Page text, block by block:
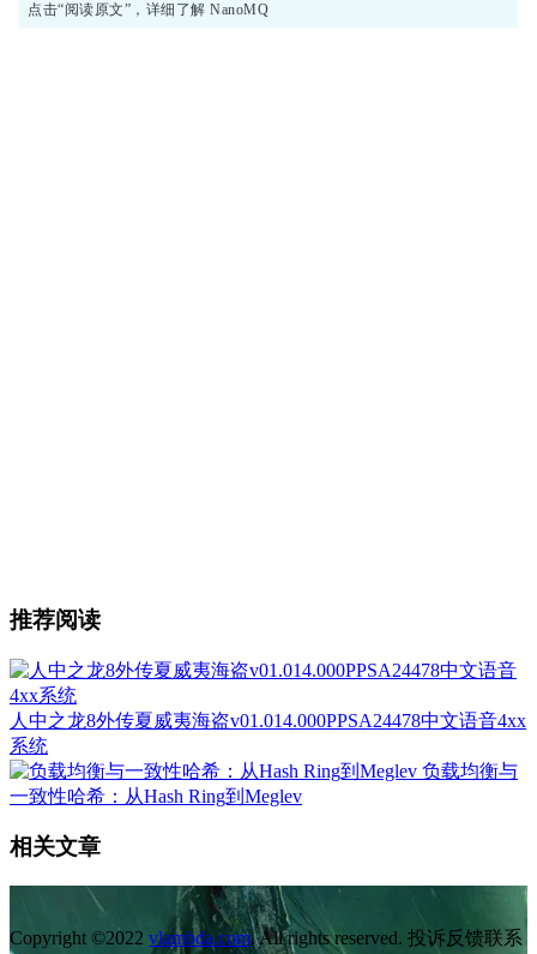
点击“阅读原文”，详细了解 NanoMQ
推荐阅读
人中之龙8外传夏威夷海盗v01.014.000PPSA24478中文语音4xx
系统
负载均衡与
一致性哈希：从Hash Ring到Meglev
相关文章
Copyright ©2022 vlambda.com. All rights reserved. 投诉反馈联系